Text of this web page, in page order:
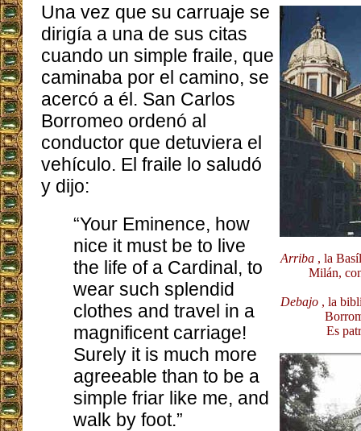
Arriba , la
Milán,
Debajo , la
Es
Una vez que su carruaje se
dirigía a una de sus citas
cuando un simple fraile, que
caminaba por el camino, se
acercó a él. San Carlos
Borromeo ordenó al
conductor que detuviera el
vehículo. El fraile lo saludó
y dijo:
“Your Eminence, how
nice it must be to live
the life of a Cardinal, to
wear such splendid
clothes and travel in a
magnificent carriage!
Surely it is much more
agreeable than to be a
simple friar like me, and
walk by foot.”